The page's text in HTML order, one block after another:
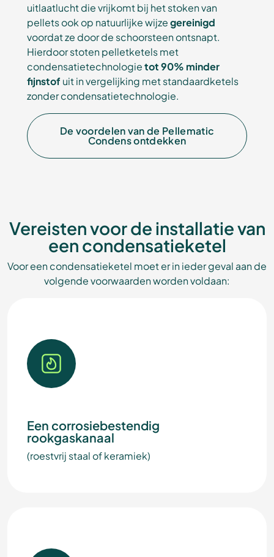
uitlaatlucht die vrijkomt bij het stoken van
pellets ook op natuurlijke wijzegereinigd
voordat ze door de schoorsteen ontsnapt.
Hierdoor stoten pelletketels met
condensatietechnologietot 90% minder
fijnstof uit in vergelijking met standaardketels
zonder condensatietechnologie.
De voordelen van de Pellematic
Condens ontdekken
Vereisten voor de installatie van
een condensatieketel
Voor een condensatieketel moet er in ieder geval aan de
volgende voorwaarden worden voldaan:
Een corrosiebestendig
rookgaskanaal
(roestvrij staal of keramiek)